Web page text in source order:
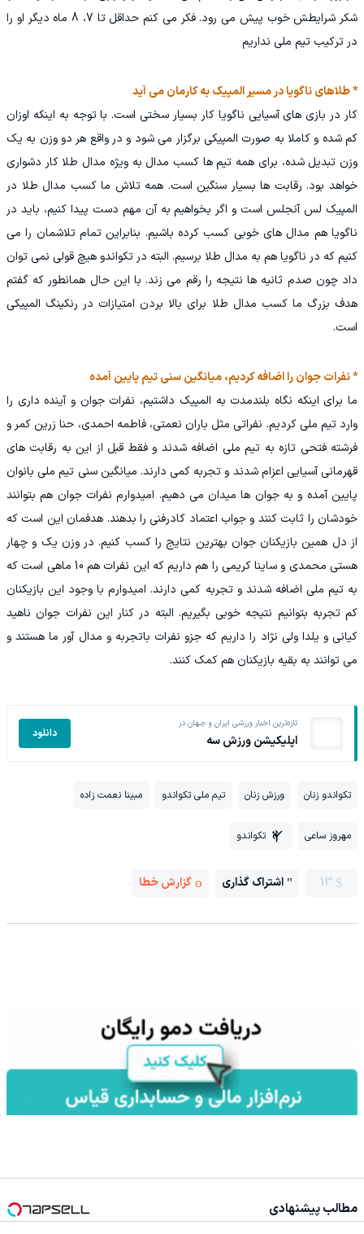
شکر شرایطش خوب پیش می رود. فکر می کنم حداقل تا 7، 8 ماه دیگر او را
در ترکیب تیم ملی نداریم
* طلاهای ناگویا در مسیر المپیک به کارمان می آید
کار در بازی های آسیایی ناگویا کار بسیار سختی است. با توجه به اینکه اوزان
کم شده و کاملا به صورت المپیکی برگزار می شود و در واقع هر دو وزن به یک
وزن تبدیل شده، برای همه تیم ها کسب مدال به ویژه مدال طلا کار دشواری
خواهد بود. رقابت ها بسیار سنگین است. همه تلاش ما کسب مدال طلا در
المپیک لس آنجلس است و اگر بخواهیم به آن مهم دست پیدا کنیم، باید در
ناگویا هم مدال های خوبی کسب کرده باشیم. بنابراین تمام تلاشمان را می
کنیم که در ناگویا هم به مدال طلا برسیم. البته در تکواندو هیچ قولی نمی توان
داد چون صدم ثانیه ها نتیجه را رقم می زند. با این حال همانطور که گفتم
هدف بزرگ ما کسب مدال طلا برای بالا بردن امتیازات در رنکینگ المپیکی
است.
* نفرات جوان را اضافه کردیم، میانگین سنی تیم پایین آمده
ما برای اینکه نگاه بلندمدت به المپیک داشتیم، نفرات جوان و آینده داری را
وارد تیم ملی کردیم. نفراتی مثل باران نعمتی، فاطمه احمدی، حنا زرین کمر و
فرشته فتحی تازه به تیم ملی اضافه شدند و فقط قبل از این به رقابت های
قهرمانی آسیایی اعزام شدند و تجربه کمی دارند. میانگین سنی تیم ملی بانوان
پایین آمده و به جوان ها میدان می دهیم. امیدوارم نفرات جوان هم بتوانند
خودشان را ثابت کنند و جواب اعتماد کادرفنی را بدهند. هدفمان این است که
از دل همین بازیکنان جوان بهترین نتایج را کسب کنیم. در وزن یک و چهار
هستی محمدی و ساینا کریمی را هم داریم که این نفرات هم 10 ماهی است که
به تیم ملی اضافه شدند و تجربه کمی دارند. امیدوارم با وجود این بازیکنان
کم تجربه بتوانیم نتیجه خوبی بگیریم. البته در کنار این نفرات جوان ناهید
کیانی و یلدا ولی نژاد را داریم که جزو نفرات باتجربه و مدال آور ما هستند و
می توانند به بقیه بازیکنان هم کمک کنند.
تازه‌ترین اخبار ورزشی ایران و جهان در
اپلیکیشن ورزش سه دانلود
تکواندو زنان ورزش زنان تیم ملی تکواندو مبینا نعمت زاده
مهروز ساعی تکواندو
13 اشتراک گذاری گزارش خطا
مطالب پیشنهادی